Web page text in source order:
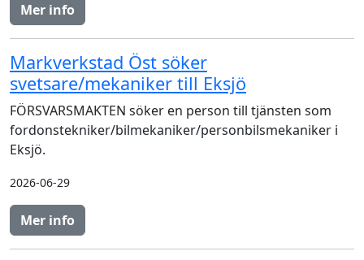
Mer info
Markverkstad Öst söker
svetsare/mekaniker till Eksjö
FÖRSVARSMAKTEN söker en person till tjänsten som
fordonstekniker/bilmekaniker/personbilsmekaniker i
Eksjö.
2026-06-29
Mer info